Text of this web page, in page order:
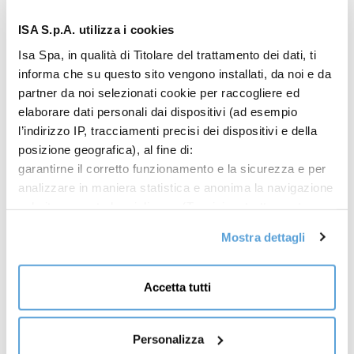
ISA S.p.A. utilizza i cookies
Isa Spa, in qualità di Titolare del trattamento dei dati, ti
informa che su questo sito vengono installati, da noi e da
partner da noi selezionati cookie per raccogliere ed
elaborare dati personali dai dispositivi (ad esempio
l’indirizzo IP, tracciamenti precisi dei dispositivi e della
posizione geografica), al fine di:
garantirne il corretto funzionamento e la sicurezza e per
analizzare in maniera statistica e anonima la navigazione
personalizzate sulla base dei tuoi interessi, delle
preferenze da te manifestate e della tua posizione
(Offerte commerciali personalizzate);
sito contenuti ospitati sui social network (Social media e
condivisione dei contenuti). Per l’installazione dei cookie
Mostra dettagli
Accetta tutti
Personalizza
Grazie al rivoluzionariosistema a deflettori mobili
con apertura “On Demand”introduce un nuovo
concetto di espositore nel mondo della refrigerazione
professionale.
Tra i principali plus di SMARTFLEX:
Significativa riduzione dei consumi energetici;
primo Convenience Store completamente